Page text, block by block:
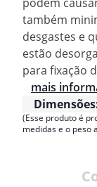
também
desgastes e
estão
para fixação
mais
(Esse produto é
medidas e o peso